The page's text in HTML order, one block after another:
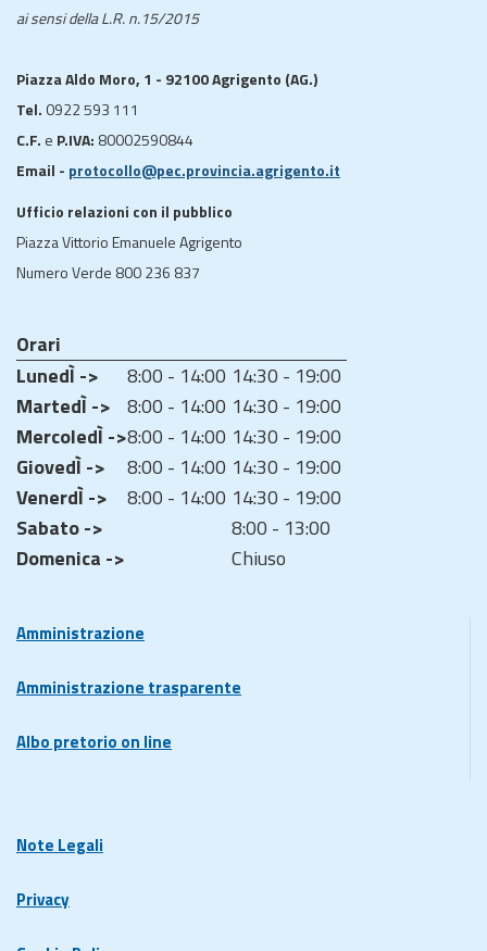
ai sensi della L.R. n.15/2015
Piazza Aldo Moro, 1 - 92100 Agrigento (AG.)
Tel. 0922 593 111
C.F. e P.IVA: 80002590844
Email - protocollo@pec.provincia.agrigento.it
Ufficio relazioni con il pubblico
Piazza Vittorio Emanuele Agrigento
Numero Verde 800 236 837
Orari
LunedÌ ->
8:00 - 14:00 14:30 - 19:00
MartedÌ -> 8:00 - 14:00 14:30 - 19:00
MercoledÌ ->8:00 - 14:00 14:30 - 19:00
GiovedÌ ->
8:00 - 14:00 14:30 - 19:00
VenerdÌ ->
8:00 - 14:00 14:30 - 19:00
Sabato ->
8:00 - 13:00
Domenica ->
Chiuso
Amministrazione
Amministrazione trasparente
Albo pretorio on line
Note Legali
Privacy